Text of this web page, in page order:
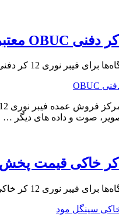
برای فیبر نوری 12 کر دفنی OBUC معتبرترین برند
صوت و داده های دیگر …
برای فیبر نوری 12 کر خاکی قیمت پخش